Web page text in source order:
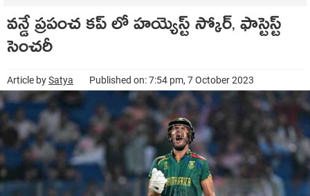
వన్డే ప్రపంచ కప్ లో హయ్యెస్ట్ స్కోర్, ఫాస్టెస్ట్
సెంచరీ
Article bySatya Published on: 7:54 pm, 7 October 2023